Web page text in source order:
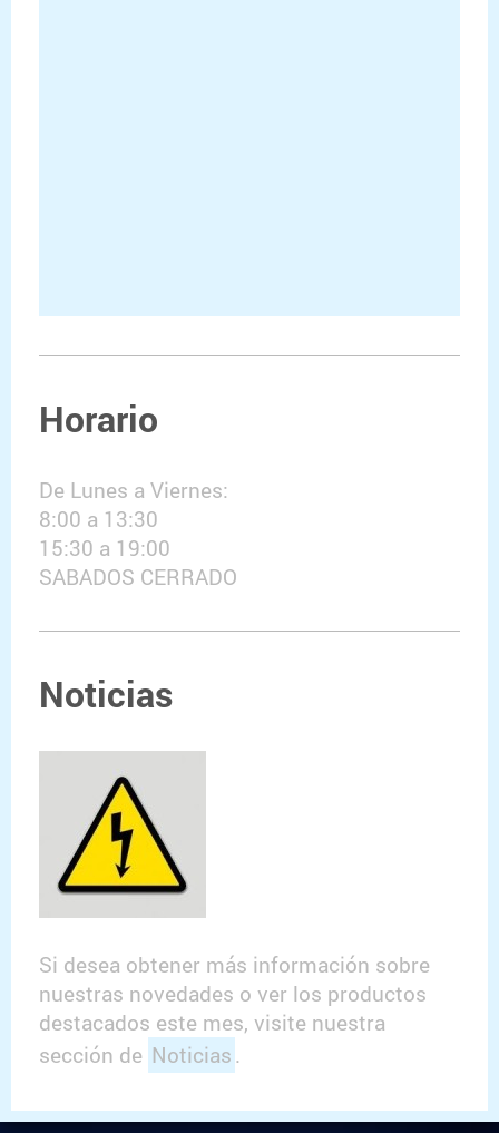
Horario
De Lunes a Viernes:
8:00 a 13:30
15:30 a 19:00
SABADOS CERRADO
Noticias
Si desea obtener más información sobre
nuestras novedades o ver los productos
destacados este mes, visite nuestra
sección de Noticias .